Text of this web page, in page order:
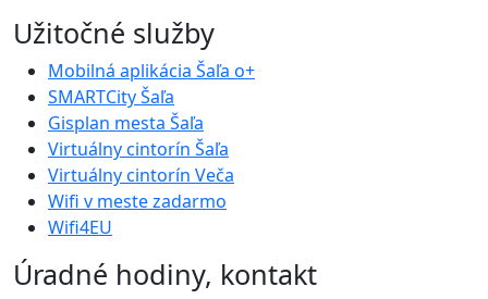
Užitočné služby
Mobilná aplikácia Šaľa o+
SMARTCity Šaľa
Gisplan mesta Šaľa
Virtuálny cintorín Šaľa
Virtuálny cintorín Veča
Wifi v meste zadarmo
Wifi4EU
Úradné hodiny, kontakt